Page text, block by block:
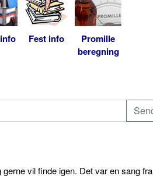
Fest info
Promille
beregning
vil finde igen. Det var en sang fra